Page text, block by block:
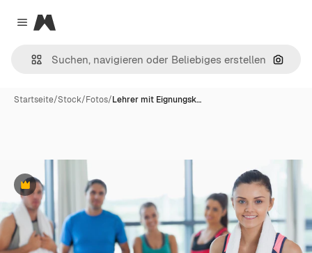
Close menu
Magnific
Nach
Startseite/Stock/Fotos/Lehrer mit Eignungsk…
Premium